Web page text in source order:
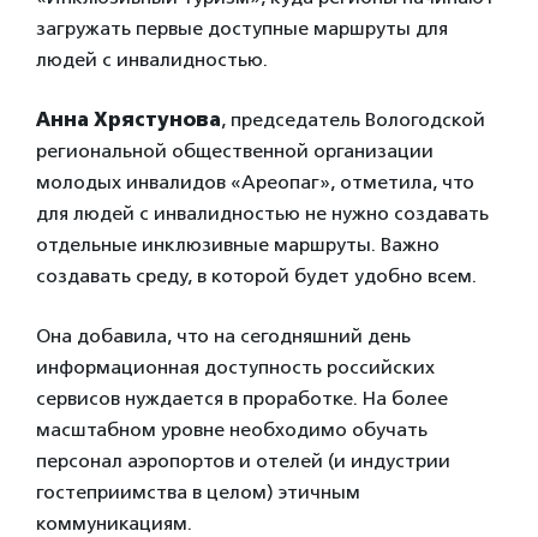
загружать первые доступные маршруты для
людей с инвалидностью.
Анна Хрястунова, председатель Вологодской
региональной общественной организации
молодых инвалидов «Ареопаг», отметила, что
для людей с инвалидностью не нужно создавать
отдельные инклюзивные маршруты. Важно
создавать среду, в которой будет удобно всем.
Она добавила, что на сегодняшний день
информационная доступность российских
сервисов нуждается в проработке. На более
масштабном уровне необходимо обучать
персонал аэропортов и отелей (и индустрии
гостеприимства в целом) этичным
коммуникациям.